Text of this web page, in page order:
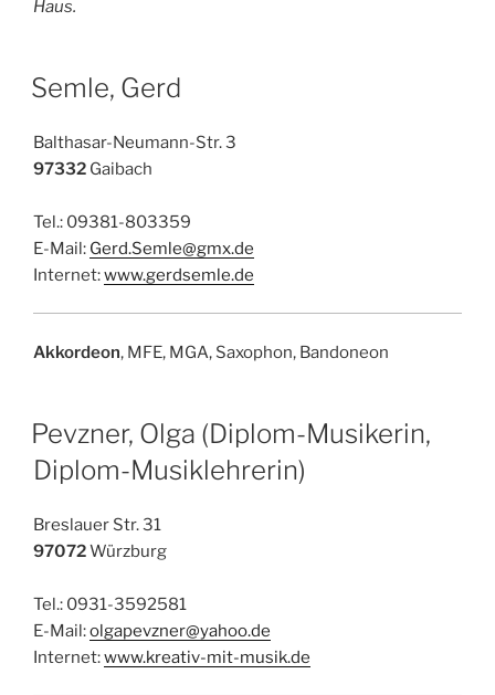
Haus.
Semle, Gerd
Balthasar-Neumann-Str. 3
97332 Gaibach
Tel.: 09381-803359
E-Mail: Gerd.Semle@gmx.de
Internet:www.gerdsemle.de
Akkordeon, MFE, MGA, Saxophon, Bandoneon
Pevzner, Olga (Diplom-Musikerin,
Diplom-Musiklehrerin)
Breslauer Str. 31
97072Würzburg
Tel.: 0931-3592581
E-Mail:olgapevzner@yahoo.de
Internet:www.kreativ-mit-musik.de